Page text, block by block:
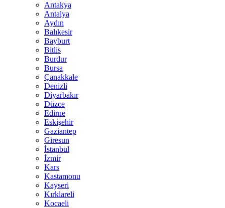
Antakya
Antalya
Aydın
Balıkesir
Bayburt
Bitlis
Burdur
Bursa
Çanakkale
Denizli
Diyarbakır
Düzce
Edirne
Eskişehir
Gaziantep
Giresun
İstanbul
İzmir
Kars
Kastamonu
Kayseri
Kırklareli
Kocaeli